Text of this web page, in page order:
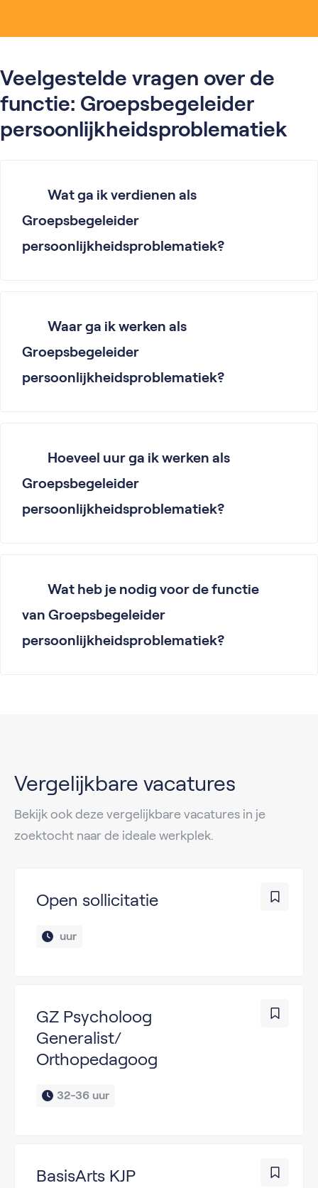
Veelgestelde vragen over de
functie: Groepsbegeleider
persoonlijkheidsproblematiek
Wat ga ik verdienen als
Groepsbegeleider
persoonlijkheidsproblematiek?
Waar ga ik werken als
Groepsbegeleider
persoonlijkheidsproblematiek?
Hoeveel uur ga ik werken als
Groepsbegeleider
persoonlijkheidsproblematiek?
Wat heb je nodig voor de functie
van Groepsbegeleider
persoonlijkheidsproblematiek?
Vergelijkbare vacatures
Bekijk ook deze vergelijkbare vacatures in je
zoektocht naar de ideale werkplek.
Open sollicitatie
uur
GZ Psycholoog
Generalist/
Orthopedagoog
32-36 uur
BasisArts KJP